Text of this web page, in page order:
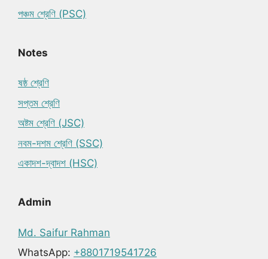
পঞ্চম শ্রেণি (PSC)
Notes
ষষ্ঠ শ্রেণি
সপ্তম শ্রেণি
অষ্টম শ্রেণি (JSC)
নবম-দশম শ্রেণি (SSC)
একাদশ-দ্বাদশ (HSC)
Admin
Md. Saifur Rahman
WhatsApp: +8801719541726